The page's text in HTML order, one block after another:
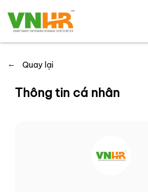
← Quay lại
Thông tin cá nhân